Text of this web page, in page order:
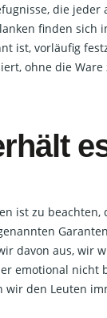
die jeder
finden sich
ist, vorläufig
ohne die
ist zu
davon aus, wir
emotional nicht
wir den Leuten